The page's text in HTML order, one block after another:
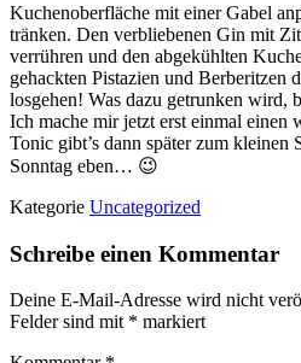
Kuchenoberfläche mit einer Gabel
tränken. Den verbliebenen Gin mit
verrühren und den abgekühlten
gehackten Pistazien und Berberitzen
losgehen! Was dazu getrunken wird,
Ich mache mir jetzt erst einmal einen
Tonic gibt’s dann später zum kleinen
Sonntag eben… 😉
Kategorie Uncategorized
Schreibe einen Kommentar
Deine E-Mail-Adresse wird nicht
Felder sind mit * markiert